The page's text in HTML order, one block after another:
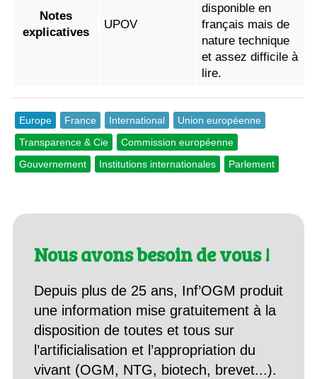
Notes
explicatives
UPOV
disponible en
français mais de
nature technique
et assez difficile à
lire.
Europe France International
Union européenne
Transparence & Cie
Commission européenne
Gouvernement
Institutions internationales Parlement
Nous avons besoin de vous !
Depuis plus de 25 ans, Inf’OGM produit
une information mise gratuitement à la
disposition de toutes et tous sur
l’artificialisation et l’appropriation du
vivant (OGM, NTG, biotech, brevet...).